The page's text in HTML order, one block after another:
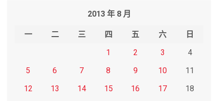
2013 年 8 月
一 二 三 四 五 六
日
1
2 3
4
5
6 7 8 9 10
11
12
13 14 15 16 17
18